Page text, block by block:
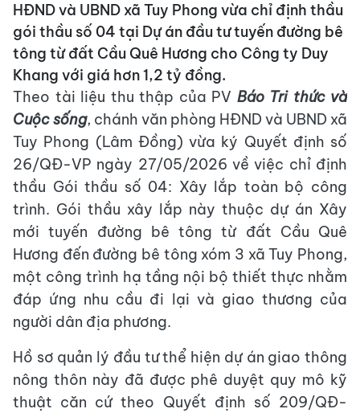
HĐND và UBND xã Tuy Phong vừa chỉ định thầu
gói thầu số 04 tại Dự án đầu tư tuyến đường bê
tông từ đất Cầu Quê Hương cho Công ty Duy
Khang với giá hơn 1,2 tỷ đồng.
Theo tài liệu thu thập của PV Báo Tri thức và
Cuộc sống, chánh văn phòng HĐND và UBND xã
Tuy Phong (Lâm Đồng) vừa ký Quyết định số
26/QĐ-VP ngày 27/05/2026 về việc chỉ định
thầu Gói thầu số 04: Xây lắp toàn bộ công
trình. Gói thầu xây lắp này thuộc dự án Xây
mới tuyến đường bê tông từ đất Cầu Quê
Hương đến đường bê tông xóm 3 xã Tuy Phong,
một công trình hạ tầng nội bộ thiết thực nhằm
đáp ứng nhu cầu đi lại và giao thương của
người dân địa phương.
Hồ sơ quản lý đầu tư thể hiện dự án giao thông
nông thôn này đã được phê duyệt quy mô kỹ
thuật căn cứ theo Quyết định số 209/QĐ-